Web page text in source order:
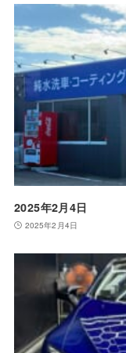
2025年2月4日
2025年2月4日